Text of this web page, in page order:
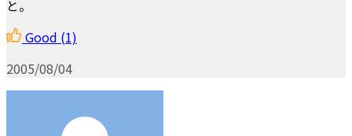
と。
Good (1)
2005/08/04